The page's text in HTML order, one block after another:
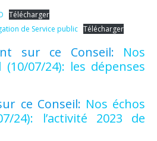
Télécharger
de Service public Télécharger
sur ce Conseil: Nos
07/24): les dépenses
ce Conseil: Nos échos
24): l’activité 2023 de